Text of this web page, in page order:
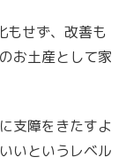
もせず、改善も
お土産として家
支障をきたすよ
いというレベル